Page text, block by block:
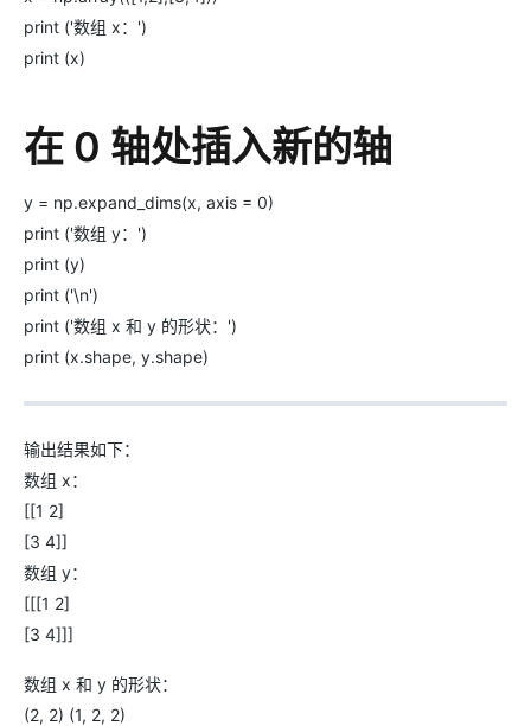
print ('数组 x：')
print (x)
在 0 轴处插入新的轴
y = np.expand_dims(x, axis = 0)
print ('数组 y：')
print (y)
print ('\n')
print ('数组 x 和 y 的形状：')
print (x.shape, y.shape)
输出结果如下：
数组 x：
[[1 2]
[3 4]]
数组 y：
[[[1 2]
[3 4]]]
数组 x 和 y 的形状：
(2, 2) (1, 2, 2)